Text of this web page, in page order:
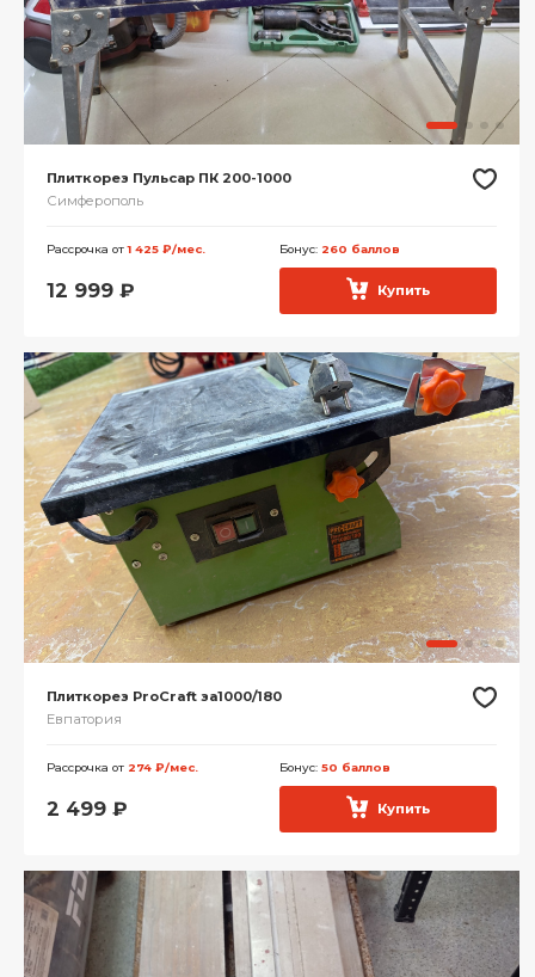
Плиткорез Пульсар ПК 200-1000
Симферополь
Рассрочка от1 425 ₽/мес. Бонус: 260 баллов
12 999 ₽ Купить
Плиткорез ProCraft за1000/180
Евпатория
Рассрочка от 274 ₽/мес. Бонус: 50 баллов
2 499 ₽ Купить